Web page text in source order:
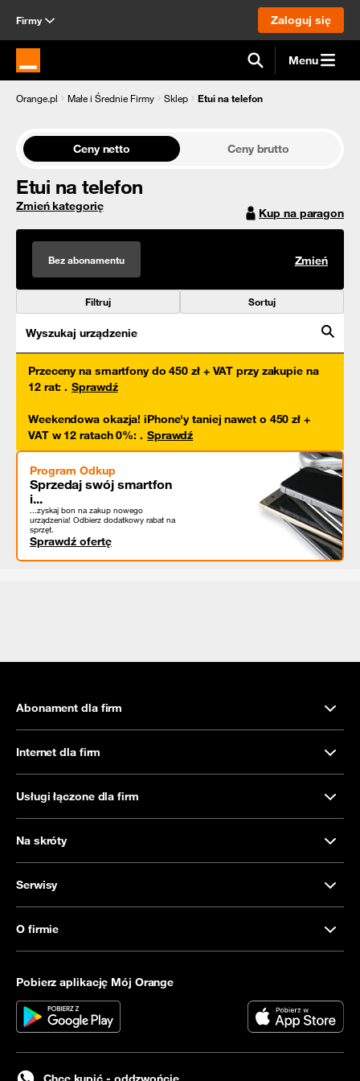
Firmy Zaloguj się
Strona główna Orange.pl Menu
Orange.pl Małe i Średnie Firmy Sklep Etui na telefon
Ceny netto Ceny brutto
Etui na telefon
Zmień kategorię Kup na paragon
Bez abonamentu Zmień
Filtruj Sortuj
Wyszukaj urządzenie
Przeceny na smartfony do 450 zł + VAT przy zakupie na
12 rat: . Sprawdź
Weekendowa okazja! iPhone'y taniej nawet o 450 zł +
VAT w 12 ratach 0%: . Sprawdź
Program Odkup
Sprzedaj swój smartfon
i...
...zyskaj bon na zakup nowego
urządzenia! Odbierz dodatkowy rabat na
sprzęt.
Sprawdź ofertę
Abonament dla firm
Internet dla firm
Usługi łączone dla firm
Na skróty
Serwisy
O firmie
Pobierz aplikację Mój Orange